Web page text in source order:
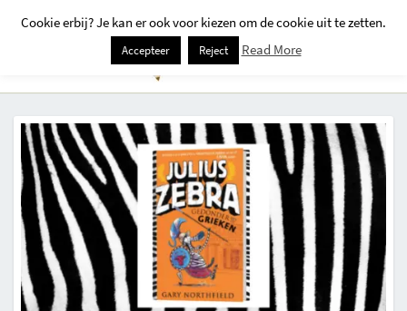
Cookie erbij? Je kan er ook voor kiezen om de cookie uit te zetten.
Accepteer Reject Read More